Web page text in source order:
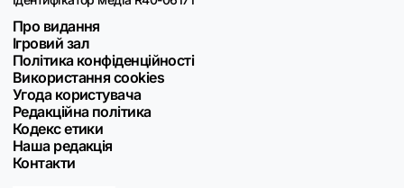
Про видання
Ігровий зал
Політика конфіденційності
Використання cookies
Угода користувача
Редакційна політика
Кодекс етики
Наша редакція
Контакти